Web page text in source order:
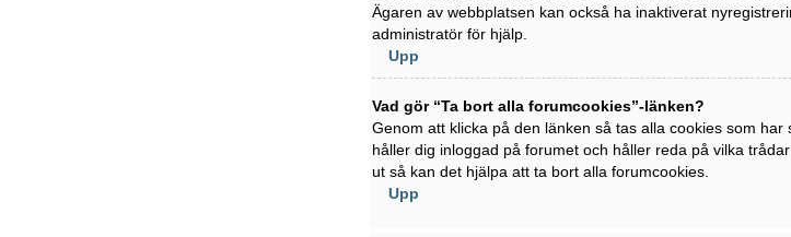
Ägaren av webbplatsen kan också ha inaktiverat
administratör för hjälp.
Upp
Vad gör “Ta bort alla forumcookies”-länken?
Genom att klicka på den länken så tas alla cookies som
håller dig inloggad på forumet och håller reda på vilka
ut så kan det hjälpa att ta bort alla forumcookies.
Upp